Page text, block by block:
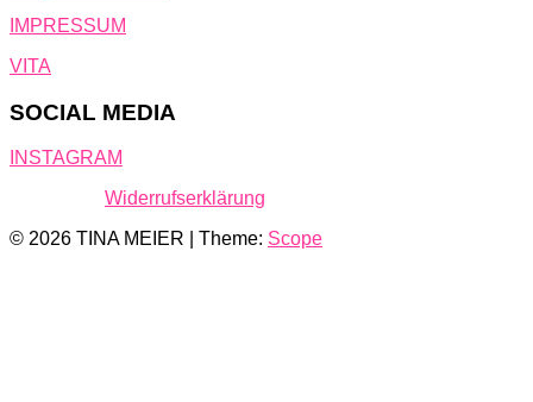
IMPRESSUM
VITA
SOCIAL MEDIA
INSTAGRAM
Widerrufserklärung
© 2026 TINA MEIER | Theme: Scope